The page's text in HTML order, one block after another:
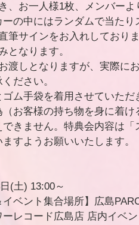
、お一人様1枚、メンバーよ
の中にはランダムで当た
筆サインをお入れしておりま
となります。
渡しとなりますが、実際に
ださい。
ム手袋を着用させていただ
お客様の持ち物を身に着
できません。特典会内容は
すようお願いいたします。
(土) 13:00～
イベント集合場所】広島
ーレコード広島店 店内イベ